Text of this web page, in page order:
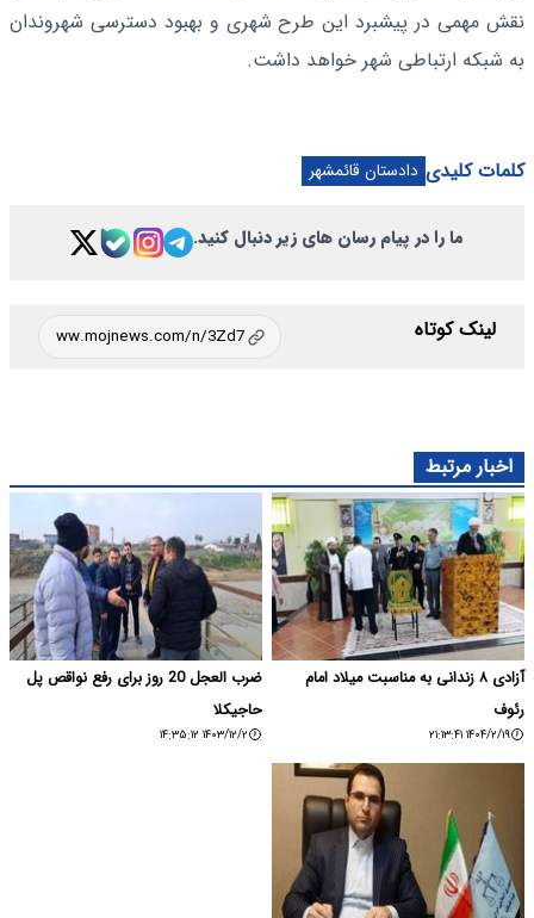
نقش مهمی در پیشبرد این طرح شهری و بهبود دسترسی شهروندان
به شبکه ارتباطی شهر خواهد داشت.
کلمات کلیدی دادستان قائمشهر
ما را در پیام رسان های زیر دنبال کنید.
لینک کوتاه
اخبار مرتبط
آزادی ۸ زندانی به مناسبت میلاد امام
رئوف
۱۴۰۴/۲/۱۹ ۲۱:۱۳:۴۱
ضرب العجل 20 روز برای رفع نواقص پل
حاجیکلا
۱۴۰۳/۱۲/۲ ۱۴:۳۵:۱۲